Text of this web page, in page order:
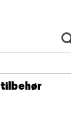
tilbehør